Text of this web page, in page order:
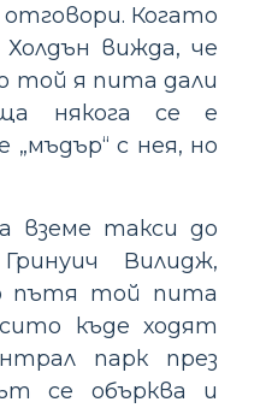
Когато
вижда, че
той я пита дали
някога се е
с нея, но
вземе такси до
Вилидж,
пътя той пита
къде ходят
парк през
се обърква и